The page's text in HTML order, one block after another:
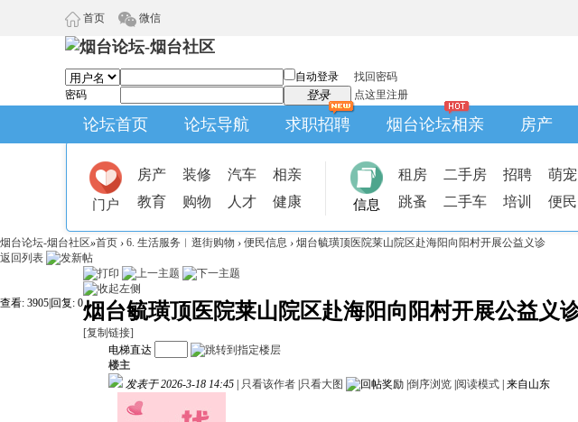
首页 微信
自动登录
找回密码
密码
登录 点这里注册
论坛首页 论坛导航 求职招聘 烟台论坛相亲 房产
门户
房产 装修 汽车
相亲
教育
购物 人才 健康 信息
租房 二手房 招聘
萌宠
跳蚤
二手车 培训 便民
烟台论坛-烟台社区»首页 › 6. 生活服务︱逛街购物 › 便民信息 › 烟台毓璜顶医院莱山院区赴海阳向阳村开展公益义诊
返回列表
查看: 3905 回复: 0烟台毓璜顶医院莱山院区赴海阳向阳村开展公益义
[复制链接]
电梯直达
楼主
发表于 2026-3-18 14:45
只看该作者 只看大图 倒序浏览 阅读模式 来自山东